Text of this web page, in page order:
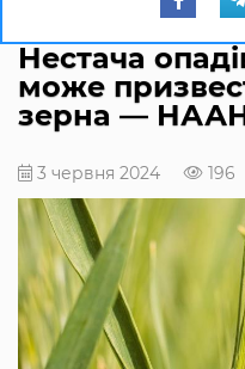
Нестача
може
зерна —
3 червня 2024 196